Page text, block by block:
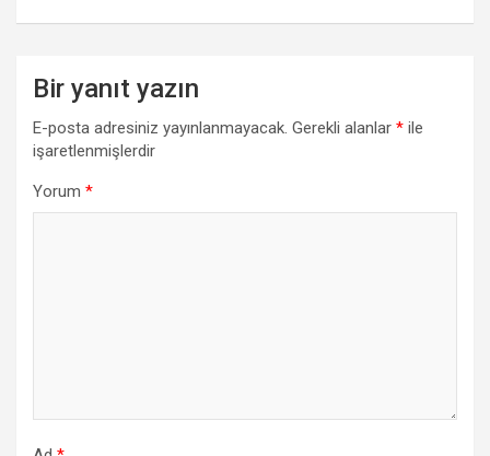
Bir yanıt yazın
E-posta adresiniz yayınlanmayacak. Gerekli alanlar * ile
işaretlenmişlerdir
Yorum *